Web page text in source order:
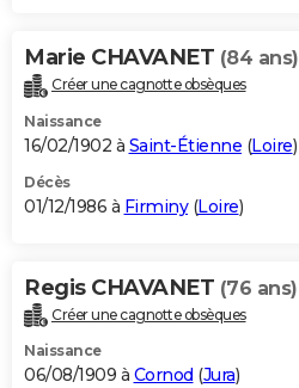
Marie CHAVANET (84 ans)
Créer une cagnotte obsèques
Naissance
16/02/1902 à Saint-Étienne (Loire)
Décès
01/12/1986 à Firminy(Loire)
Regis CHAVANET (76 ans)
Créer une cagnotte obsèques
Naissance
06/08/1909 à Cornod (Jura)